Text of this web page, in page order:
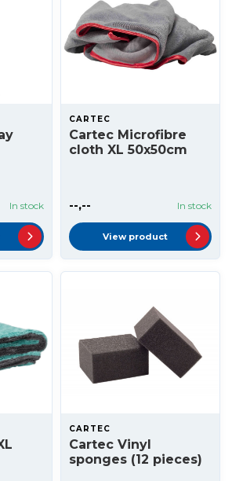
In stock
CARTEC
Cartec Microfibre
cloth XL 50x50cm
--,-- In stock
View product
CARTEC
Cartec Vinyl
sponges (12 pieces)